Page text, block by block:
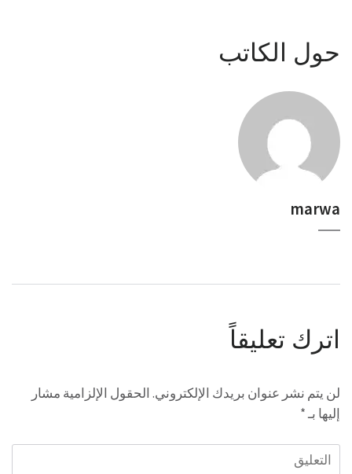
حول الكاتب
marwa
اترك تعليقاً
لن يتم نشر عنوان بريدك الإلكتروني. الحقول الإلزامية مشار
إليها بـ*
التعليق